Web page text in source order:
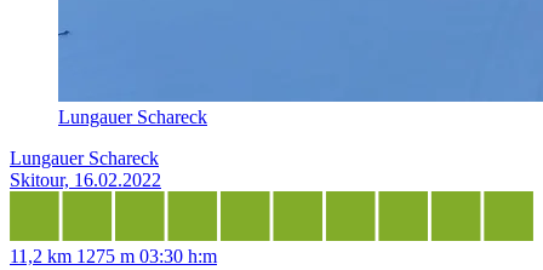
Lungauer Schareck
Lungauer Schareck
Skitour, 16.02.2022
11,2 km 1275 m 03:30 h:m